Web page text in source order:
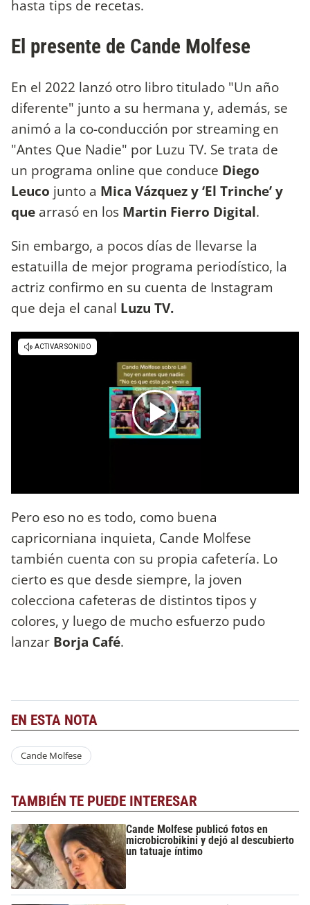
hasta tips de recetas.
El presente de Cande Molfese
En el 2022 lanzó otro libro titulado "Un año
diferente" junto a su hermana y, además, se
animó a la co-conducción por streaming en
"Antes Que Nadie" por Luzu TV. Se trata de
un programa online que conduce Diego
Leuco junto a Mica Vázquez y ‘El Trinche’ y
que arrasó en los Martin Fierro Digital.
Sin embargo, a pocos días de llevarse la
estatuilla de mejor programa periodístico, la
actriz confirmo en su cuenta de Instagram
que deja el canal Luzu TV.
Pero eso no es todo, como buena
capricorniana inquieta, Cande Molfese
también cuenta con su propia cafetería. Lo
cierto es que desde siempre, la joven
colecciona cafeteras de distintos tipos y
colores, y luego de mucho esfuerzo pudo
lanzar Borja Café.
EN ESTA NOTA
Cande Molfese
TAMBIÉN TE PUEDE INTERESAR
Cande Molfese publicó fotos en
microbicrobikini y dejó al descubierto
un tatuaje íntimo